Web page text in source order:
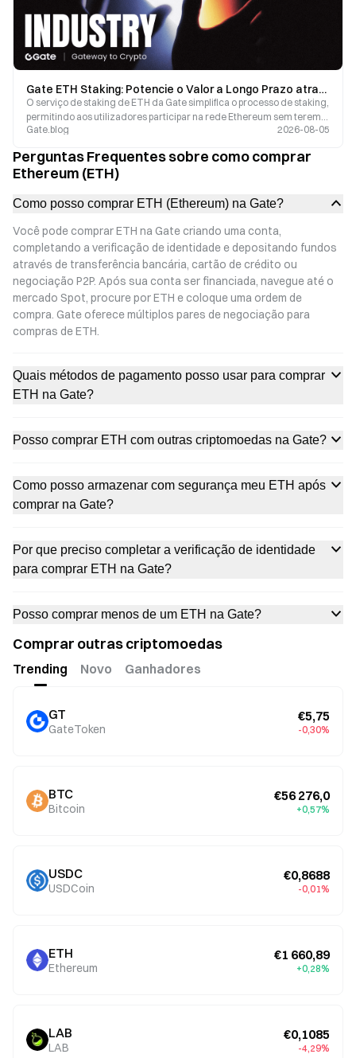
Gate ETH Staking: Potencie o Valor a Longo Prazo através do Ecossistema Ethereum
O serviço de staking de ETH da Gate simplifica o processo de staking,
permitindo aos utilizadores participar na rede Ethereum sem terem
de gerir diretamente os nós de validação.
Gate.blog 2026-08-05
Perguntas Frequentes sobre como comprar
Ethereum (ETH)
Como posso comprar ETH (Ethereum) na Gate?
Você pode comprar ETH na Gate criando uma conta,
completando a verificação de identidade e depositando fundos
através de transferência bancária, cartão de crédito ou
negociação P2P. Após sua conta ser financiada, navegue até o
mercado Spot, procure por ETH e coloque uma ordem de
compra. Gate oferece múltiplos pares de negociação para
compras de ETH.
Quais métodos de pagamento posso usar para comprar
ETH na Gate?
Posso comprar ETH com outras criptomoedas na Gate?
Como posso armazenar com segurança meu ETH após
comprar na Gate?
Por que preciso completar a verificação de identidade
para comprar ETH na Gate?
Posso comprar menos de um ETH na Gate?
Comprar outras criptomoedas
Trending Novo Ganhadores
GT
GateToken
€5,75
-0,30%
BTC
Bitcoin
€56 276,0
+0,57%
USDC
USDCoin
€0,8688
-0,01%
ETH
Ethereum
€1 660,89
+0,28%
LAB
LAB
€0,1085
-4,29%